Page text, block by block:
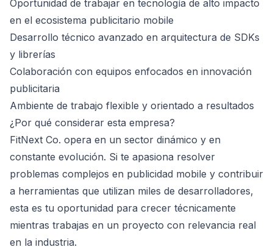
Oportunidad de trabajar en tecnología de alto impacto
en el ecosistema publicitario mobile
Desarrollo técnico avanzado en arquitectura de SDKs
y librerías
Colaboración con equipos enfocados en innovación
publicitaria
Ambiente de trabajo flexible y orientado a resultados
¿Por qué considerar esta empresa?
FitNext Co. opera en un sector dinámico y en
constante evolución. Si te apasiona resolver
problemas complejos en publicidad mobile y contribuir
a herramientas que utilizan miles de desarrolladores,
esta es tu oportunidad para crecer técnicamente
mientras trabajas en un proyecto con relevancia real
en la industria.